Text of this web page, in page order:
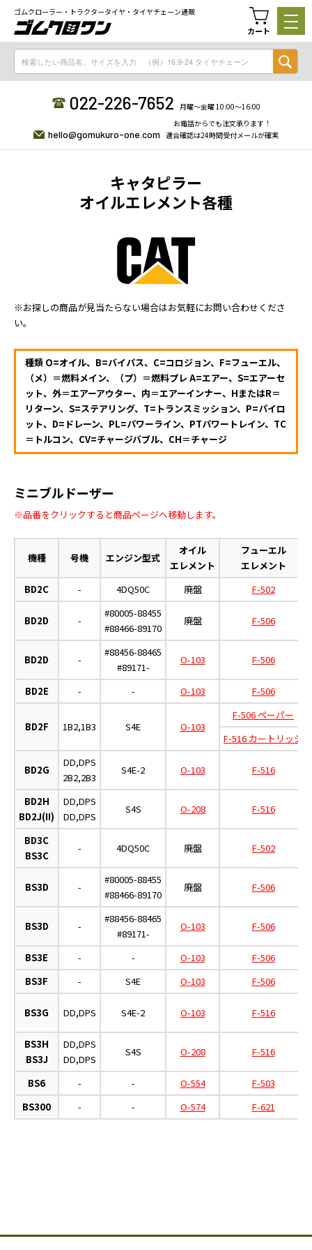
ゴムクローラー・トラクタータイヤ・タイヤチェーン通販
カート
022-226-7652 月曜〜金曜 10:00〜16:00
hello@gomukuro-one.com
お電話からでも注文承ります！
適合確認は24時間受付メールが確実
キャタピラー
オイルエレメント各種
※お探しの商品が見当たらない場合はお気軽にお問い合わせくださ
い。
種類 O=オイル、B=バイパス、C=コロジョン、F=フューエル、
（メ）＝燃料メイン、（プ）＝燃料プレ A=エアー、S=エアーセ
ット、外＝エアーアウター、内＝エアーインナー、HまたはR＝
リターン、S=ステアリング、T=トランスミッション、P=パイロ
ット、D=ドレーン、PL=パワーライン、PTパワートレイン、TC
＝トルコン、CV=チャージバブル、CH＝チャージ
ミニブルドーザー
※品番をクリックすると商品ページへ移動します。
機種 号機 エンジン型式
オイル
エレメント
フューエル
エレメント
BD2C - 4DQ50C 廃盤 F-502
BD2D -
#80005-88455
#88466-89170
廃盤 F-506
BD2D -
#88456-88465
#89171-
O-103 F-506
BD2E - - O-103 F-506
BD2F 1B2,1B3 S4E O-103
F-506 ペーパー
F-516 カートリッジ
BD2G
DD,DPS
2B2,2B3
S4E-2 O-103 F-516
BD2H
BD2J(II)
DD,DPS
DD,DPS
S4S O-208 F-516
BD3C
BS3C
- 4DQ50C 廃盤 F-502
BS3D -
#80005-88455
#88466-89170
廃盤 F-506
BS3D -
#88456-88465
#89171-
O-103 F-506
BS3E - - O-103 F-506
BS3F
- S4E O-103 F-506
BS3G DD,DPS S4E-2 O-103 F-516
BS3H
BS3J
DD,DPS
DD,DPS
S4S O-208 F-516
BS6 - - O-554
F-503
BS300
- - O-574 F-621